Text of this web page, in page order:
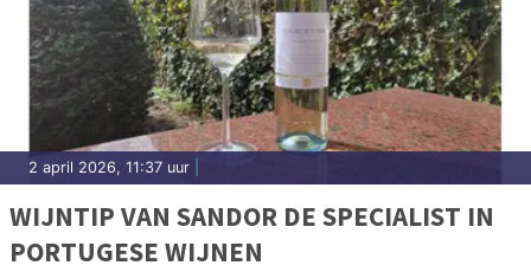
2 april 2026, 11:37 uur
WIJNTIP VAN SANDOR DE SPECIALIST IN
PORTUGESE WIJNEN